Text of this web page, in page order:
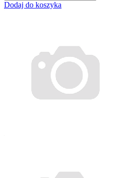
Dodaj do koszyka